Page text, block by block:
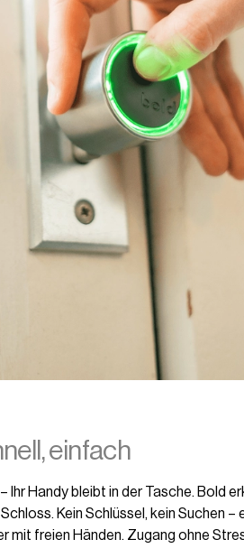
einfach
Ihr Handy bleibt in der Tasche. Bold
Kein Schlüssel, kein Suchen –
mit freien Händen. Zugang ohne